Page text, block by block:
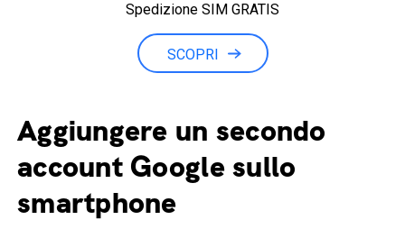
Minuti illimitati
Spedizione SIM GRATIS
SCOPRI
Aggiungere un secondo
account Google sullo
smartphone